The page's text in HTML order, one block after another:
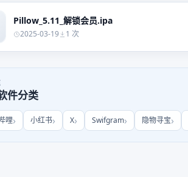
Pillow_5.11_解锁会员.ipa
2025-03-19 1 次
件分类
哩 小红书 X Swifgram 隐物寻宝